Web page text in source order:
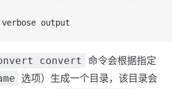
output
convert
命令会根据指定
选项）生成一个目录，该目录会